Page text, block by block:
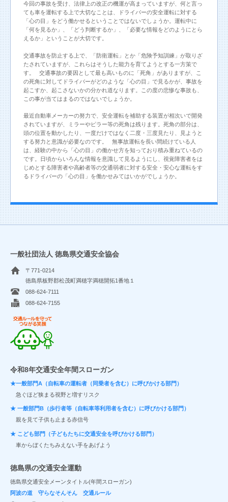
今回の事故を受け、法律上の改正の機運が高まっていますが、何と言っ
ても車を運転する上で大切なことは、ドライバーの安全運転に対する
「心の目」をどう働かせるということではないでしょうか。運転中に
「何を見るか」、「どう判断するか」、「必要な情報をどのようにとら
えるか」ということが大切です。
交通事故を防止する上で、「防衛運転」とか「危険予知訓練」が取りざ
たされていますが、これらはそうした能力を育てようとする一方策で
す。 交通事故の要因として最も高いものに「死角」がありますが、こ
の死角に対してドライバーがどのような「心の目」で見るかが、事故を
起こすか、起こさないかの分かれ道なります。この度の悲惨な事故も、
この事が当てはまるのではないでしょうか。
最近自動車メーカーの努力で、安全運転を補助する装置が相次いで開発
されていますが、ミラーやピラー等の死角は残ります。死角の部分は、
頭の位置を動かしたり、一度だけではなく二度・三度見たり、見ようと
する努力と意識が必要なのです。 無事故運転を長い間続けている人
は、経験の中から「心の目」の働かせ方を知っており積み重ねているの
です。日頃からいろんな情報を意識して見るようにし、視覚障害者をは
じめとする障害者や高齢者等の交通弱者に対する安全・安心な運転をす
るドライバーの「心の目」を働かせみてはいかがでしょうか。
一般社団法人 徳島県交通安全協会
〒771-0214
徳島県板野郡松茂町満穂字満穂開拓1番地１
088-624-7111
088-624-7155
令和8年交通安全年間スローガン
★一般部門A（自転車の運転者（同乗者を含む）に呼びかける部門）
急ぐほど狭まる視野と増すリスク
★ 一般部門B（歩行者等（自転車等利用者を含む）に呼びかける部門）
親を見て子供も止まる赤信号
★ こども部門（子どもたちに交通安全を呼びかける部門）
車からぼくたちみえない手をあげよう
徳島県の交通安全運動
徳島県交通安全メーンタイトル(年間スローガン)
阿波の道 守らなそんそん 交通ルール